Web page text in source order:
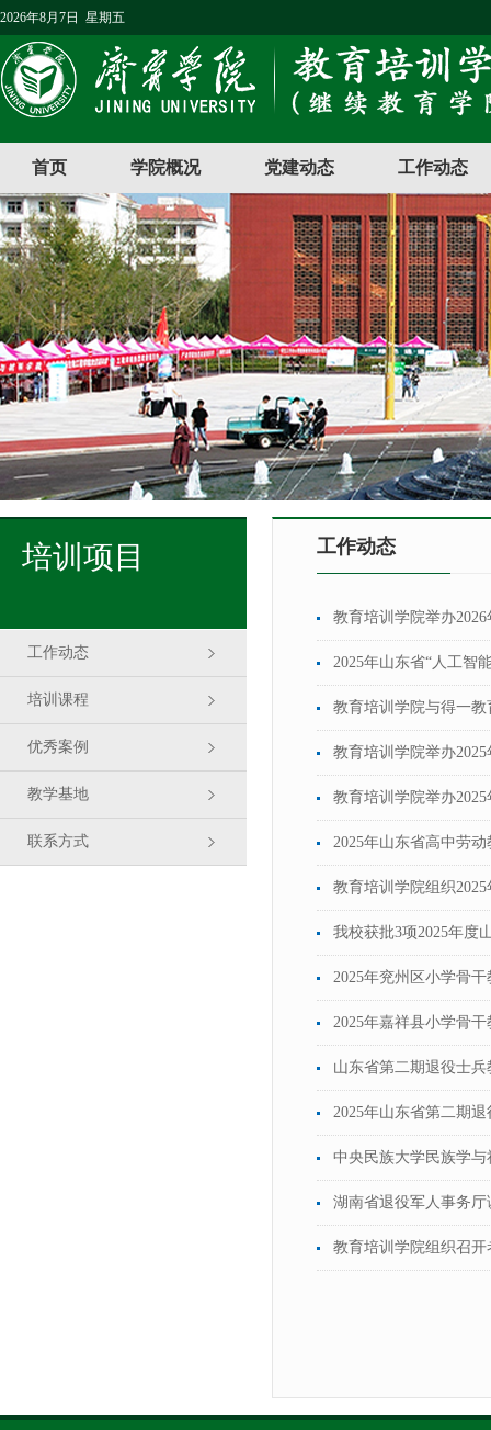
2026年8月7日 星期五
首页 学院概况 党建动态 工作动态
培训项目
工作动态
培训课程
优秀案例
教学基地
联系方式
工作动态
教育培训学院举办
2025年山东省“人工智
教育培训学院与得一
教育培训学院举办
教育培训学院举办
2025年山东省高中劳
教育培训学院组织
我校获批3项2025年度
2025年兖州区小学骨
2025年嘉祥县小学骨
山东省第二期退役士
2025年山东省第二期
中央民族大学民族学
湖南省退役军人事务
教育培训学院组织召